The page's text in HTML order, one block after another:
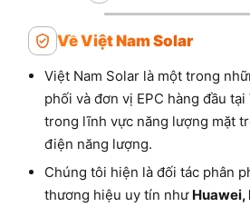
Về Việt Nam Solar
Việt Nam Solar là một trong
phối và đơn vị EPC hàng đầu tại
trong lĩnh vực năng lượng mặt
điện năng lượng.
Chúng tôi hiện là đối tác phân
thương hiệu uy tín như Huawei,